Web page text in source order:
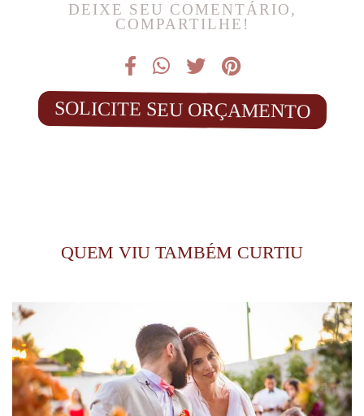
DEIXE SEU COMENTÁRIO,
COMPARTILHE!
SOLICITE SEU ORÇAMENTO
QUEM VIU TAMBÉM CURTIU